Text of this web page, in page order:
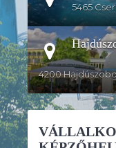
5465
4200